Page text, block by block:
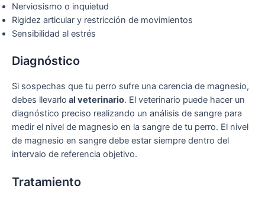
Nerviosismo o inquietud
Rigidez articular y restricción de movimientos
Sensibilidad al estrés
Diagnóstico
Si sospechas que tu perro sufre una carencia de magnesio,
debes llevarlo al veterinario. El veterinario puede hacer un
diagnóstico preciso realizando un análisis de sangre para
medir el nivel de magnesio en la sangre de tu perro. El nivel
de magnesio en sangre debe estar siempre dentro del
intervalo de referencia objetivo.
Tratamiento